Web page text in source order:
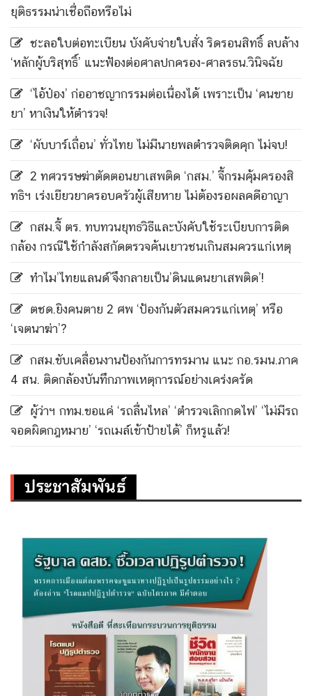
ยุติธรรมน่าเชื่อถือหรือไม่
ชะลอใบต่อทะเบียน บังคับจ่ายใบสั่ง ริดรอนสิทธิ์ ลบล้าง
‘หลักผู้บริสุทธิ์’ แนะฟ้องต่อศาลปกครอง-ศาลรธน.วินิจฉัย
‘ไอ้ป๋อง’ ก่ออาชญากรรมต่อเนื่องได้ เพราะเป็น ‘คนขาย
ยา’ หาเงินให้ตำรวจ!
‘ผับบาร์เถื่อน’ ทั่วไทย ไม่มีนายพลตำรวจติดคุก ไม่จบ!
2 ทศวรรษฆ่าตัดตอนยาเสพติด ‘กสม.’ จี้กรมคุ้มครองสิ
ทธิฯ เร่งเยียวยาครอบครัวผู้เสียหาย ไม่ต้องรอผลคดีอาญา
กสม.จี้ ตร. ทบทวนยุทธวิธีและบังคับใช้ระเบียบการติด
กล้อง กรณีใช้กำลังสกัดตรวจค้นเยาวชนเกินสมควรแก่เหตุ
ทำไม’ไทยแลนด์’จึงกลายเป็น’ดินแดนยาเสพติด’!
ตชด.ยิงคนตาย 2 ศพ ‘ป้องกันตัวสมควรแก่เหตุ’ หรือ
‘เจตนาฆ่า’?
กสม.ขับเคลื่อนงานป้องกันการทรมาน แนะ กอ.รมน.ภาค
4 สน. ติดกล้องบันทึกภาพเหตุการณ์อย่างเคร่งครัด
ผู้ว่าฯ กทม.ขอแค่ ‘รถลื่นไหล’ ‘ตำรวจเลิกกดไฟ’ ‘ไม่มีรถ
จอดผิดกฎหมาย’ ‘รถเมล์เข้าป้ายได้’ ก็หรูแล้ว!
ประชาสัมพันธ์